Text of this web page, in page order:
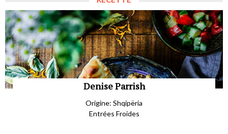
Denise Parrish
Origine: Shqipëria
Entrées Froides